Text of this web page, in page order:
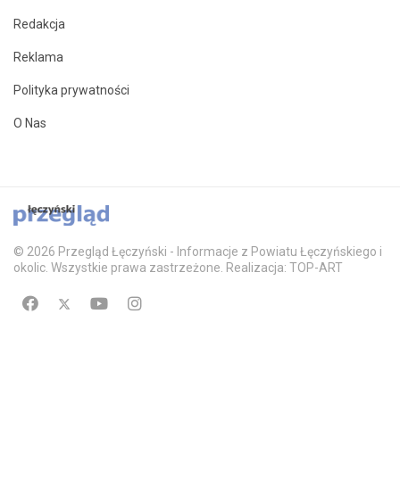
Redakcja
Reklama
Polityka prywatności
O Nas
© 2026 Przegląd Łęczyński - Informacje z Powiatu Łęczyńskiego i
okolic. Wszystkie prawa zastrzeżone. Realizacja: TOP-ART